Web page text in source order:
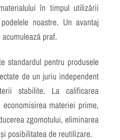
în timpul utilizării
noastre. Un avantaj
praf.
standardul pentru produsele
de un juriu independent
stabilite. La calificarea
economisirea materiei prime,
zgomotului, eliminarea
posibilitatea de reutilizare.